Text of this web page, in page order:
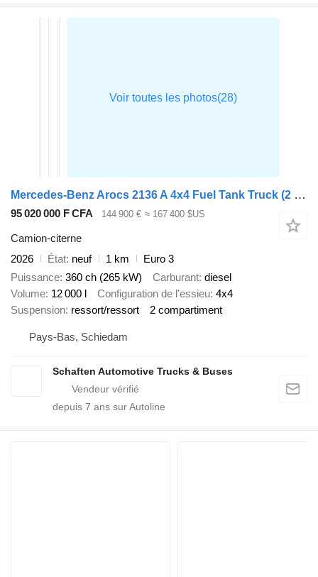
Mercedes-Benz Arocs 2136 A 4x4 Fuel Tank Truck (2 units)
95 020 000 F CFA 144 900 € ≈ 167 400 $US
Camion-citerne
2026
État neuf 1 km
Euro 3
Puissance 360 ch (265 kW) Carburant diesel
Volume 12 000 l Configuration de l'essieu 4x4
Suspension ressort/ressort 2 compartiment
Pays-Bas, Schiedam
Schaften Automotive Trucks & Buses
depuis 7 ans sur Autoline